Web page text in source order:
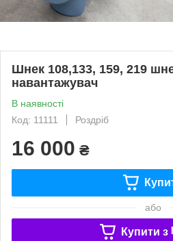
Шнек 108,133, 159, 219
навантажувач
В наявності
Код: 11111
Роздріб
16 000 ₴
або
Купити з